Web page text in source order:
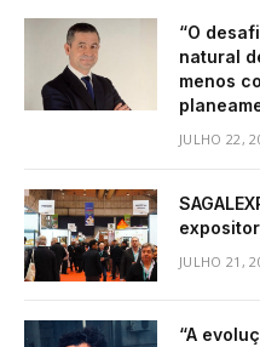
“O
natural
menos
JULHO 22,
JULHO 21,
“A